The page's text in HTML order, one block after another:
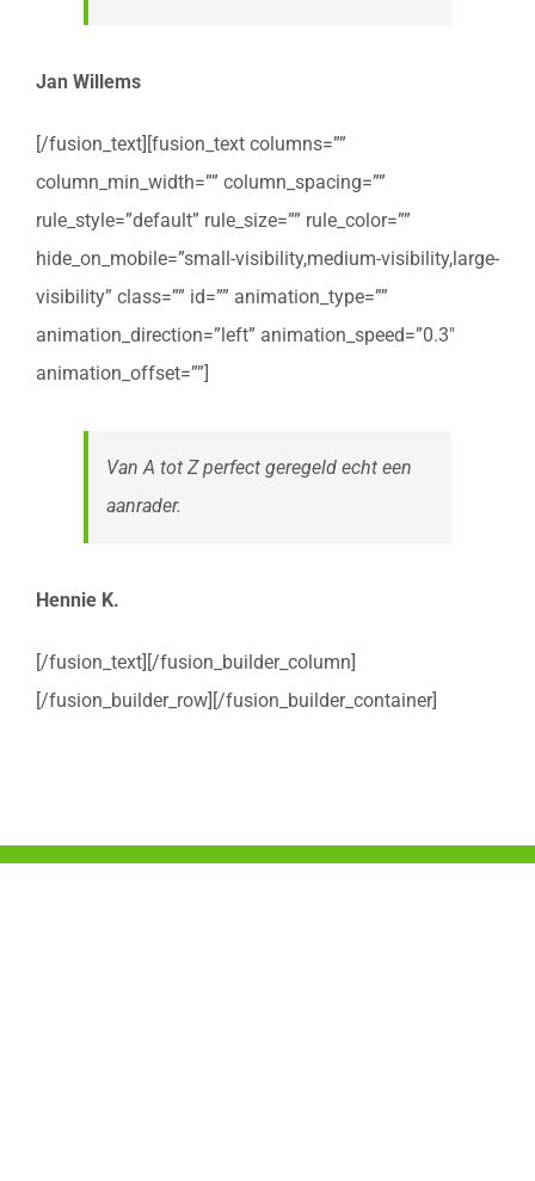
Jan Willems
[/fusion_text][fusion_text columns=””
column_min_width=”” column_spacing=””
rule_style=”default” rule_size=”” rule_color=””
hide_on_mobile=”small-visibility,medium-visibility,large-
visibility” class=”” id=”” animation_type=””
animation_direction=”left” animation_speed=”0.3″
animation_offset=””]
Van A tot Z perfect geregeld echt een
aanrader.
Hennie K.
[/fusion_text][/fusion_builder_column]
[/fusion_builder_row][/fusion_builder_container]